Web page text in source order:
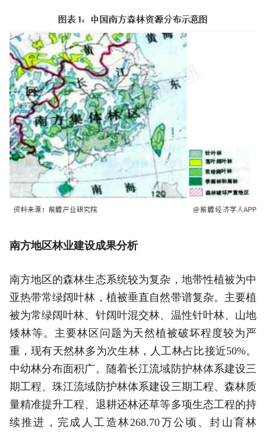
南方地区林业建设成果分析
南方地区的森林生态系统较为复杂，地带性植被为中
亚热带常绿阔叶林，植被垂直自然带谱复杂。主要植
被为常绿阔叶林、针阔叶混交林、温性针叶林、山地
矮林等。主要林区问题为天然植被破坏程度较为严
重，现有天然林多为次生林，人工林占比接近50%。
中幼林分布面积广。随着长江流域防护林体系建设三
期工程、珠江流域防护林体系建设三期工程、森林质
量精准提升工程、退耕还林还草等多项生态工程的持
续推进，完成人工造林268.70万公顷、封山育林